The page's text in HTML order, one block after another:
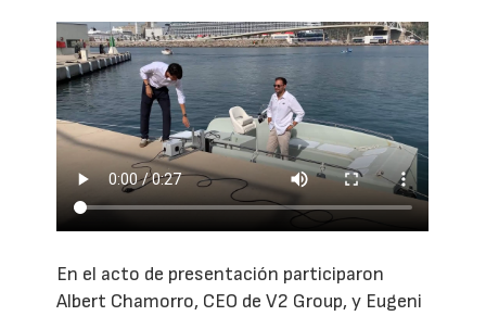
En el acto de presentación participaron
Albert Chamorro, CEO de V2 Group, y Eugeni